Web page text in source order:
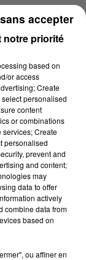
notre priorité
based on
or access
Create
personalised
content
or combinations
services; Create
personalised
prevent and
and content;
may
data to offer
actively
combine data from
based on
ou affiner en
accepter